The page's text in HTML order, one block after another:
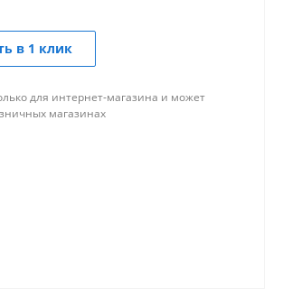
в 1 клик
для интернет-магазина и может
магазинах